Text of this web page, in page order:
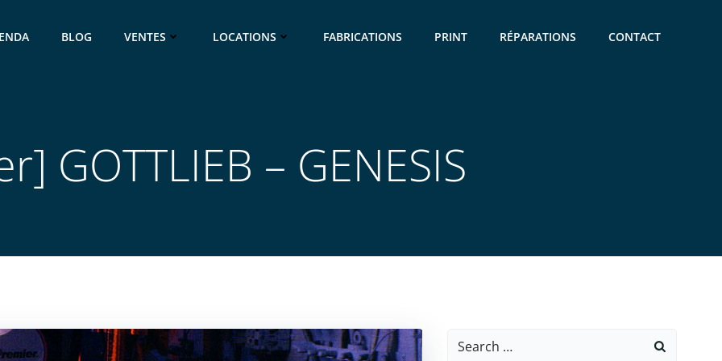
BLOG VENTES LOCATIONS FABRICATIONS PRINT RÉPARATIONS CONTACT
GOTTLIEB – GENESIS
Search